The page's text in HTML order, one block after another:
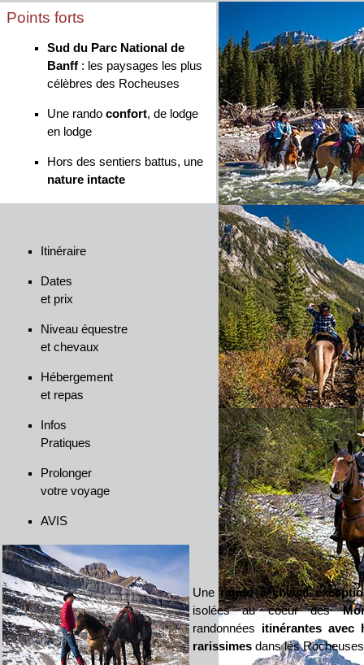
Itinéraire
Dates
et prix
Niveau équestre
et chevaux
Hébergement
et repas
Infos
Pratiques
Prolonger
votre voyage
AVIS
Unerando à cheval
isolées au coeur des
randonnées itinérantes avec
rarissimes dans les
Points forts
Sud du Parc National de
Banff : les paysages les plus
célèbres des Rocheuses
Une rando confort, de lodge
en lodge
Hors des sentiers battus, une
nature intacte